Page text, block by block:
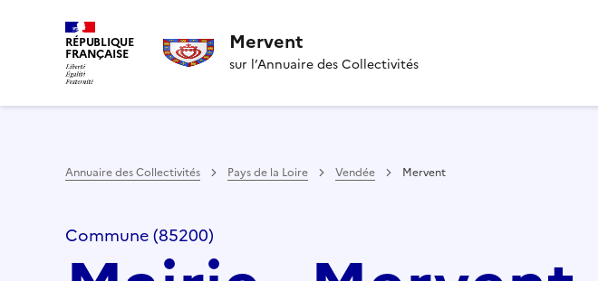
RÉPUBLIQUE
FRANÇAISE Mervent
sur l’Annuaire des Collectivités
Annuaire des Collectivités Pays de la Loire Vendée Mervent
Commune (85200)